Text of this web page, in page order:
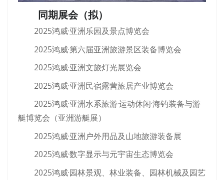
同期展会（拟）
2025鸿威·亚洲乐园及景点博览会
2025鸿威·第六届亚洲旅游景区装备博览会
2025鸿威·亚洲文旅灯光展览会
2025鸿威·亚洲民宿露营旅居产业博览会
2025鸿威·亚洲水系旅游·运动休闲·海钓装备与游
艇博览会（亚洲游艇展）
2025鸿威·亚洲户外用品及山地旅游装备展
2025鸿威·数字显示与元宇宙生态博览会
2025鸿威·园林景观、林业装备、园林机械及园艺